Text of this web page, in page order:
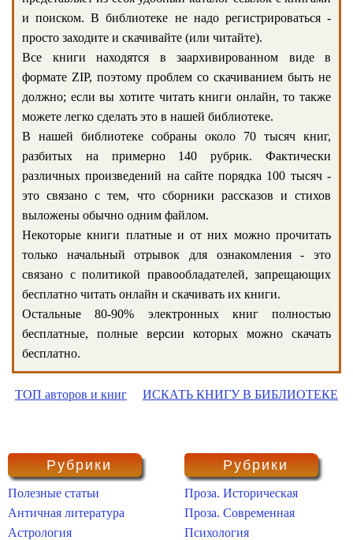
и поиском. В библиотеке не надо регистрироваться -
просто заходите и скачивайте (или читайте).
Все книги находятся в заархивированном виде в
формате ZIP, поэтому проблем со скачиванием быть не
должно; если вы хотите читать книги онлайн, то также
можете легко сделать это в нашей библиотеке.
В нашей библиотеке собраны около 70 тысяч книг,
разбитых на примерно 140 рубрик. Фактически
различных произведений на сайте порядка 100 тысяч -
это связано с тем, что сборники рассказов и стихов
выложены обычно одним файлом.
Некоторые книги платные и от них можно прочитать
только начальный отрывок для ознакомления - это
связано с политикой правообладателей, запрещающих
бесплатно читать онлайн и скачивать их книги.
Остальные 80-90% электронных книг полностью
бесплатные, полные версии которых можно скачать
бесплатно.
ТОП авторов и книг ИСКАТЬ КНИГУ В БИБЛИОТЕКЕ
Рубрики
Полезные статьи
Античная литература
Астрология
Рубрики
Проза. Историческая
Проза. Современная
Психология